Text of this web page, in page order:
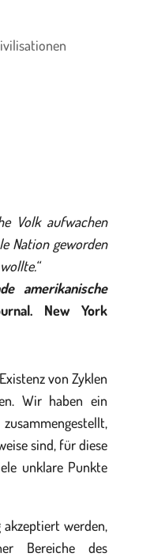
Volk aufwachen
Nation geworden
amerikanische
New York
von Zyklen
Wir haben ein
sind, für diese
unklare Punkte
akzeptiert werden,
Bereiche des